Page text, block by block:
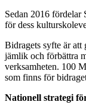
Sedan 2016 fördelar
för dess
Bidragets syfte är att
jämlik och förbättra
verksamheten. 100
som finns för
Nationell strategi